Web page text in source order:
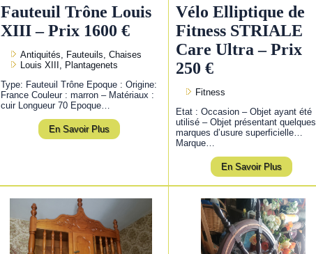
Fauteuil Trône Louis
XIII – Prix 1600 €
Antiquités, Fauteuils, Chaises
Louis XIII, Plantagenets
Type: Fauteuil Trône Epoque : Origine:
France Couleur : marron – Matériaux :
cuir Longueur 70 Epoque…
En Savoir Plus
Vélo Elliptique de
Fitness STRIALE
Care Ultra – Prix
250 €
Fitness
Etat : Occasion – Objet ayant été
utilisé – Objet présentant quelques
marques d’usure superficielle…
Marque…
En Savoir Plus